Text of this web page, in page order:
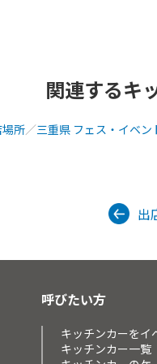
関連するキ
所／三重県 フェス・イベン
出
呼びたい方
キッチンカーをイ
キッチンカー一覧